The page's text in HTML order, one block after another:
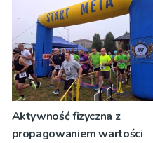
żywo [ZDJĘCIA]
Aktywność fizyczna z
propagowaniem wartości